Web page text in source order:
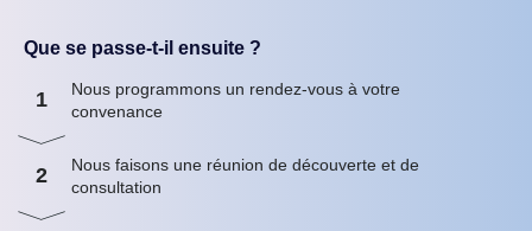
Que se passe-t-il ensuite ?
1
Nous programmons un rendez-vous à votre
convenance
2
Nous faisons une réunion de découverte et de
consultation